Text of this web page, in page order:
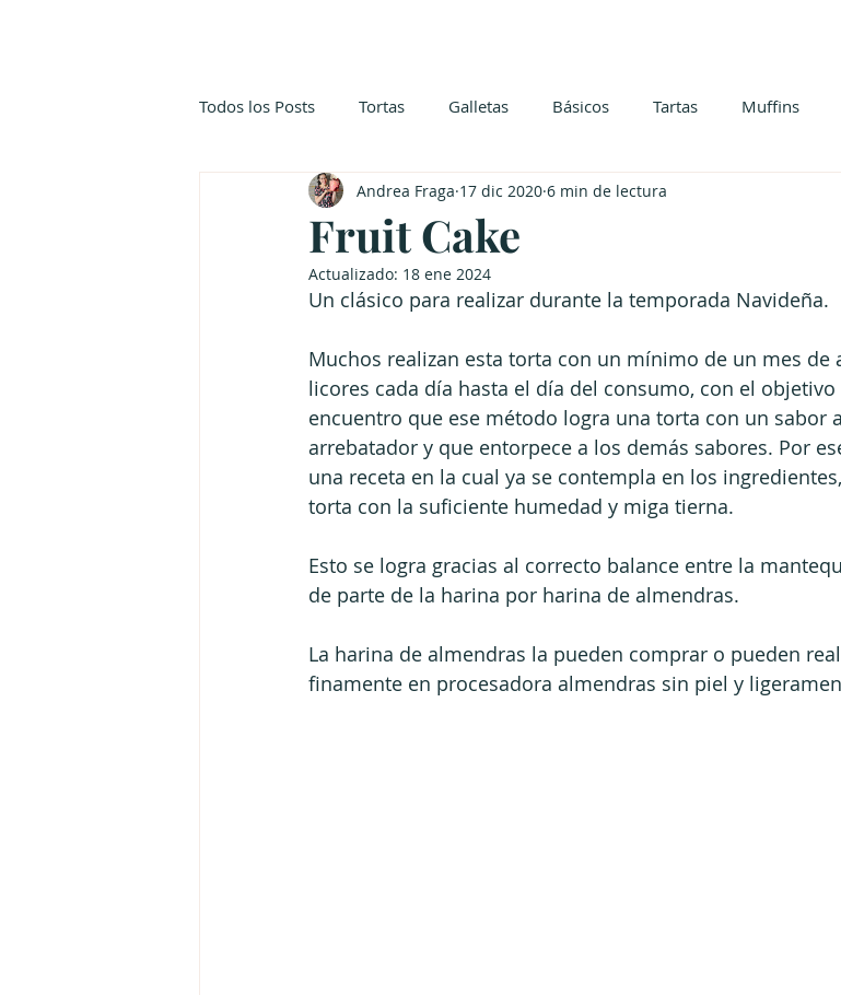
Todos los Posts Tortas Galletas Básicos Tartas Muffins
Pastelería Japonesa Postres
Fruit Cake
Andrea Fraga 17 dic 2020 6 min de lectura
Actualizado: 18 ene 2024
Un clásico para realizar durante la temporada Navideña.
Muchos realizan esta torta con un mínimo de un mes de
licores cada día hasta el día del consumo, con el
encuentro que ese método logra una torta con un sabor
arrebatador y que entorpece a los demás sabores. Por
una receta en la cual ya se contempla en los
torta con la suficiente humedad y miga tierna.
Esto se logra gracias al correcto balance entre la
de parte de la harina por harina de almendras.
La harina de almendras la pueden comprar o pueden
finamente en procesadora almendras sin piel y